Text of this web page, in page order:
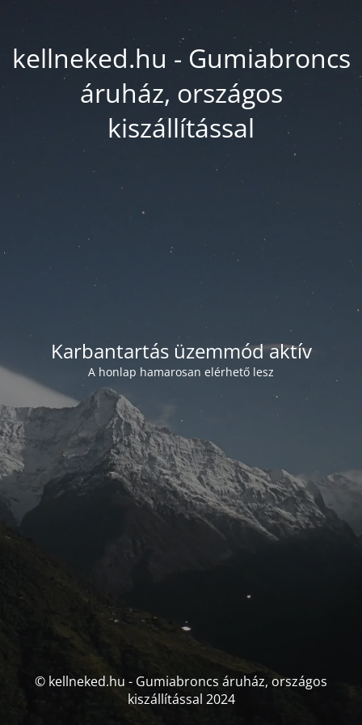
kellneked.hu - Gumiabroncs
áruház, országos
kiszállítással
Karbantartás üzemmód aktív
A honlap hamarosan elérhető lesz
© kellneked.hu - Gumiabroncs áruház, országos
kiszállítással 2024